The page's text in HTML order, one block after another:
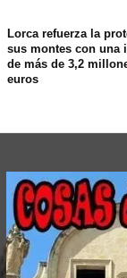
Lorca refuerza la
sus montes con una
de más de 3,2
euros